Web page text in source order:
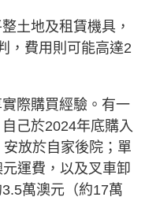
土地及租賃機具，
，費用則可能高達2
際購買經驗。有一
己於2024年底購入
放於自家後院；單
運費，以及叉車卸
萬澳元（約17萬